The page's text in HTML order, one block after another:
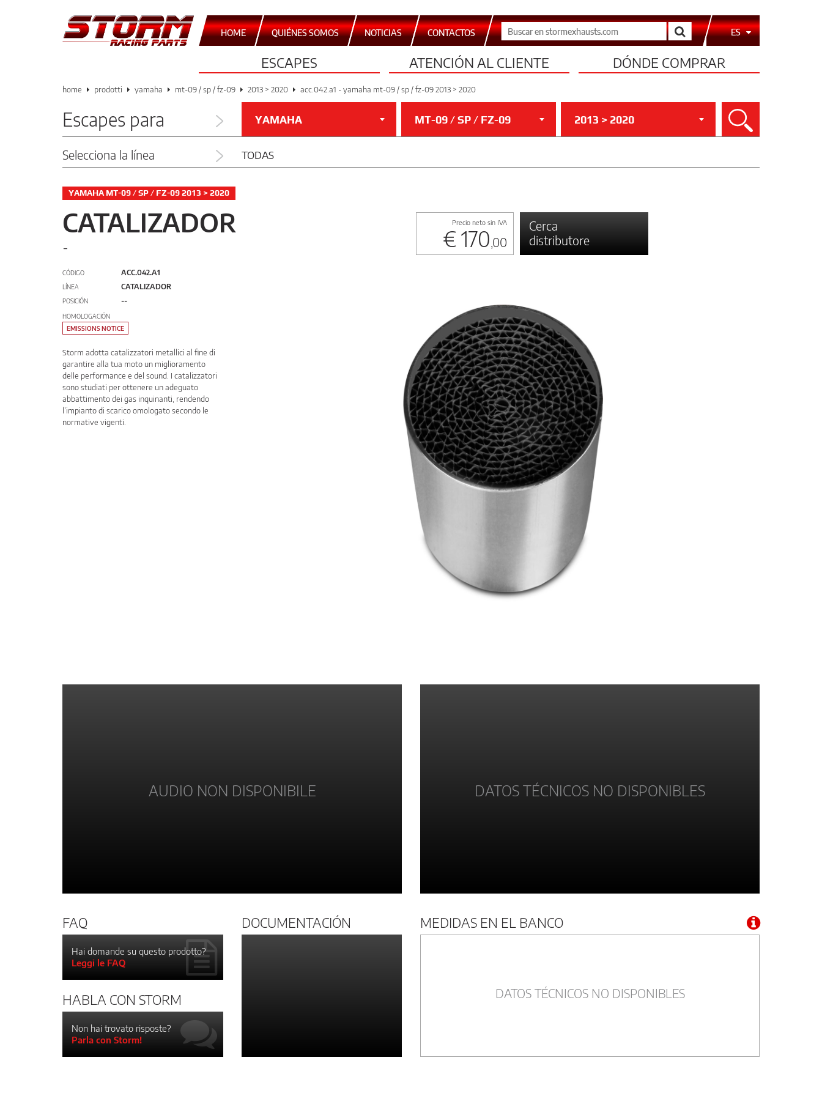
HOME QUIÉNES SOMOS NOTICIAS CONTACTOS Buscar ES
ESCAPES ATENCIÓN AL CLIENTE DÓNDE COMPRAR
home prodotti yamaha mt-09 / sp / fz-09 2013 > 2020 acc.042.a1 - yamaha mt-09 / sp / fz-09 2013 > 2020
Escapes para YAMAHA MT-09 / SP / FZ-09 2013 > 2020 Buscar
Selecciona la línea TODAS
YAMAHA MT-09 / SP / FZ-09 2013 > 2020
CATALIZADOR
-
Precio neto sin IVA
€ 170,00
Cerca
distributore
CÓDIGO ACC.042.A1
LÍNEA CATALIZADOR
POSICIÓN --
HOMOLOGACIÓN
EMISSIONS NOTICE
Storm adotta catalizzatori metallici al fine di
garantire alla tua moto un miglioramento
delle performance e del sound. I catalizzatori
sono studiati per ottenere un adeguato
abbattimento dei gas inquinanti, rendendo
l’impianto di scarico omologato secondo le
normative vigenti.
AUDIO NON DISPONIBILE DATOS TÉCNICOS NO DISPONIBLES
FAQ
Hai domande su questo prodotto?
Leggi le FAQ
HABLA CON STORM
Non hai trovato risposte?
Parla con Storm!
DOCUMENTACIÓN MEDIDAS EN EL BANCO
DATOS TÉCNICOS NO DISPONIBLES